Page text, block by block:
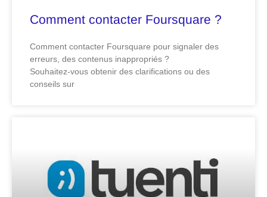
Comment contacter Foursquare ?
Comment contacter Foursquare pour signaler des
erreurs, des contenus inappropriés ?
Souhaitez-vous obtenir des clarifications ou des
conseils sur